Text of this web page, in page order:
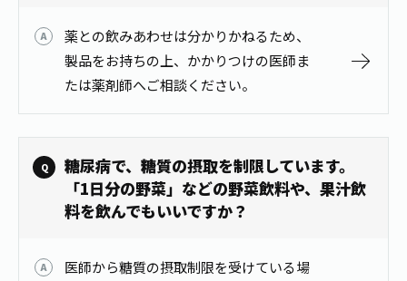
安全・安心への取組み
茶産地育成事業
茶殻リサイクルシステム
ウェルネスフォーラム
お茶の妖精
Green Tea for Good
伊藤園レディス
THE ITOEN
健康体
Crazy Jasmine
薬との飲みあわせは分かりかねるため、
製品をお持ちの上、かかりつけの医師ま
たは薬剤師へご相談ください。
糖尿病で、糖質の摂取を制限しています。
「1日分の野菜」などの野菜飲料や、果汁飲
料を飲んでもいいですか？
医師から糖質の摂取制限を受けている場